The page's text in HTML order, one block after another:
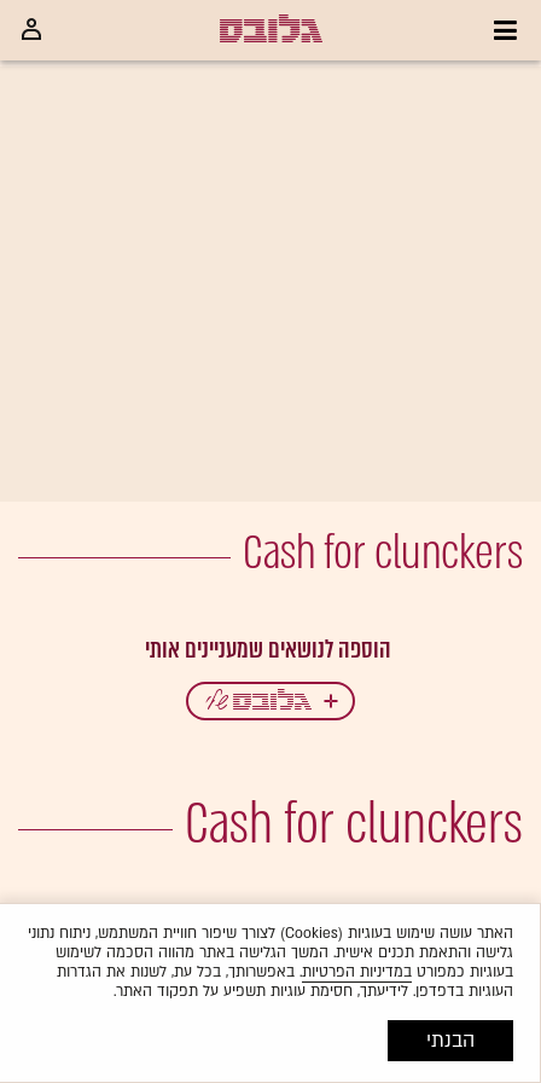
Cash for clunckers
Cash for clunckers
האתר עושה שימוש בעוגיות (Cookies) לצורך שיפור חוויית המשתמש, ניתוח נתוני
גלישה והתאמת תכנים אישית. המשך הגלישה באתר מהווה הסכמה לשימוש
בעוגיות כמפורטבמדיניות הפרטיות. באפשרותך, בכל עת, לשנות את הגדרות
העוגיות בדפדפן. לידיעתך, חסימת עוגיות תשפיע על תפקוד האתר.
הבנתי